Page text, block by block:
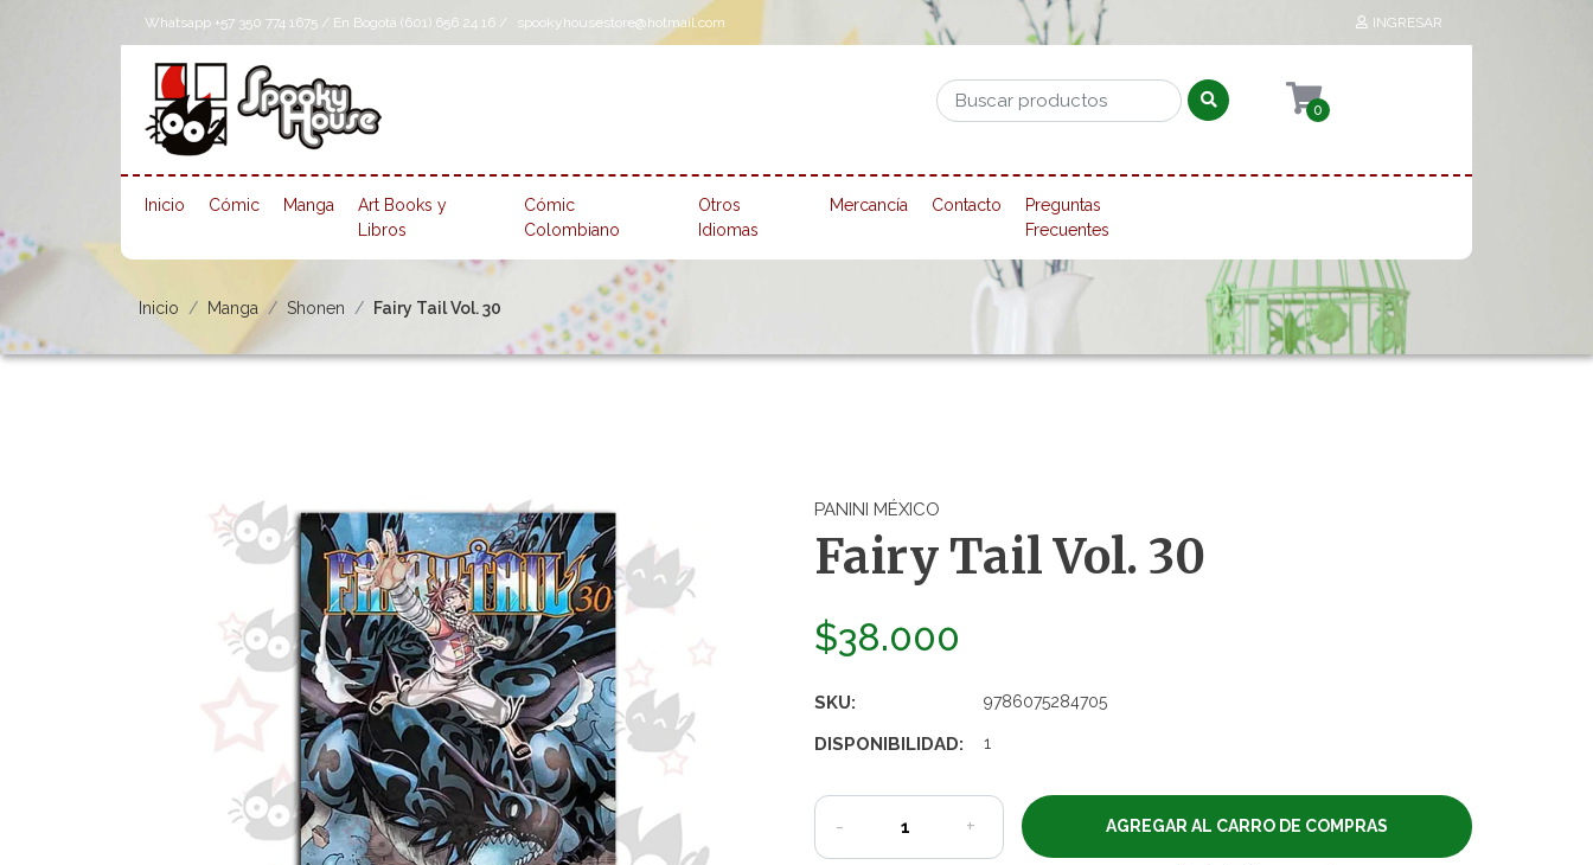
Whatsapp +57 350 774 1675 / En Bogotá (601) 656 24 16 / spookyhousestore@hotmail.com INGRESAR
0
Inicio Cómic Manga
Art Books y
Libros
Cómic
Colombiano
Otros
Idiomas
Mercancía Contacto
Preguntas
Frecuentes
Inicio Manga Shonen Fairy Tail Vol. 30
PANINI MÉXICO
Fairy Tail Vol. 30
$38.000
SKU: 9786075284705
DISPONIBILIDAD: 1
- +